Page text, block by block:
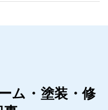
ム・塗装・修